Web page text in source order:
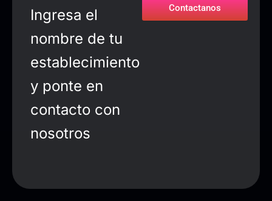
Ingresa el
nombre de tu
establecimiento
y ponte en
contacto con
nosotros
Contactanos